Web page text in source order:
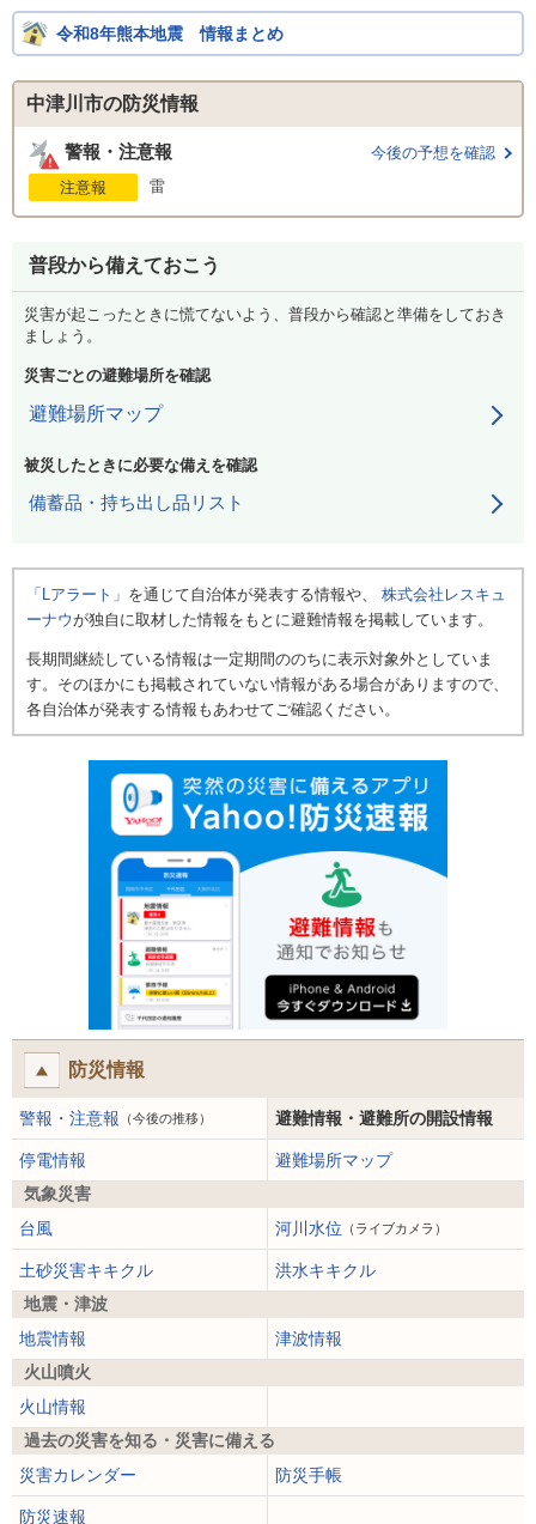
令和8年熊本地震 情報まとめ
中津川市の防災情報
警報・注意報
今後の予想を確認
注意報
雷
普段から備えておこう
災害が起こったときに慌てないよう、普段から確認と準備をしておき
ましょう。
災害ごとの避難場所を確認
避難場所マップ
被災したときに必要な備えを確認
備蓄品・持ち出し品リスト
「Lアラート」 を通じて自治体が発表する情報や、 株式会社レスキュ
ーナウが独自に取材した情報をもとに避難情報を掲載しています。
長期間継続している情報は一定期間ののちに表示対象外としていま
す。そのほかにも掲載されていない情報がある場合がありますので、
各自治体が発表する情報もあわせてご確認ください。
防災情報
警報・注意報 （今後の推移） 避難情報・避難所の開設情報
停電情報
避難場所マップ
気象災害
台風
河川水位 （ライブカメラ）
土砂災害キキクル
洪水キキクル
地震・津波
地震情報
津波情報
火山噴火
火山情報
過去の災害を知る・災害に備える
災害カレンダー
防災手帳
防災速報